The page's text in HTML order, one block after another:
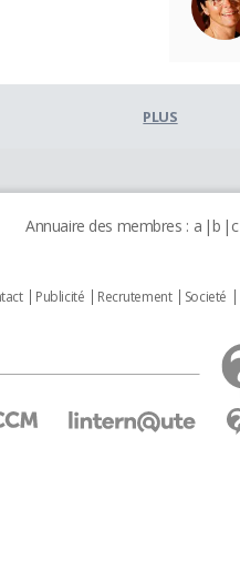
PLUS
Annuaire des membres : a b c
Publicité Recrutement Societé